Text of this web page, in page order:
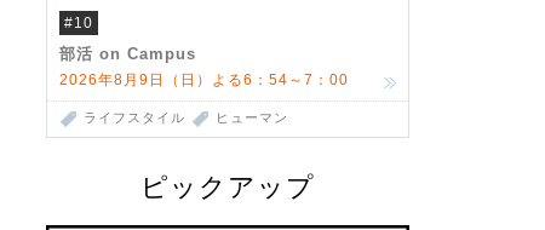
#10
部活 on Campus
2026年8月9日（日）よる6：54～7：00
ライフスタイル ヒューマン
ピックアップ